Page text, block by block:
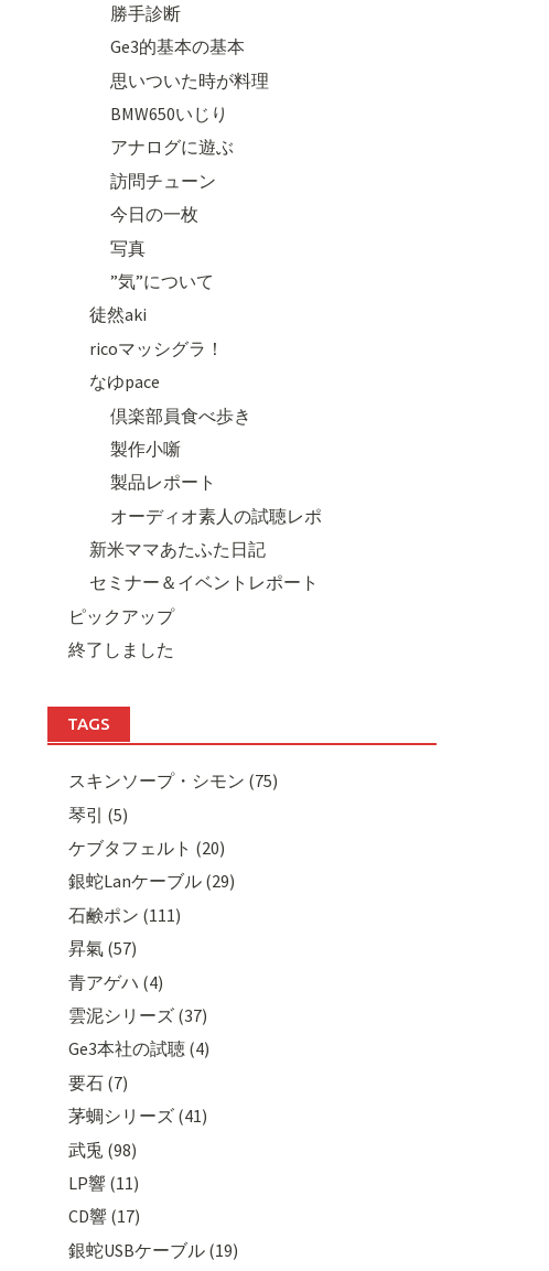
勝手診断
Ge3的基本の基本
思いついた時が料理
BMW650いじり
アナログに遊ぶ
訪問チューン
今日の一枚
写真
”気”について
徒然aki
ricoマッシグラ！
なゆpace
倶楽部員食べ歩き
製作小噺
製品レポート
オーディオ素人の試聴レポ
新米ママあたふた日記
セミナー＆イベントレポート
ピックアップ
終了しました
TAGS
スキンソープ・シモン (75)
琴引 (5)
ケブタフェルト (20)
銀蛇Lanケーブル (29)
石鹸ポン (111)
昇氣 (57)
青アゲハ (4)
雲泥シリーズ (37)
Ge3本社の試聴 (4)
要石 (7)
茅蜩シリーズ (41)
武兎 (98)
LP響 (11)
CD響 (17)
銀蛇USBケーブル (19)